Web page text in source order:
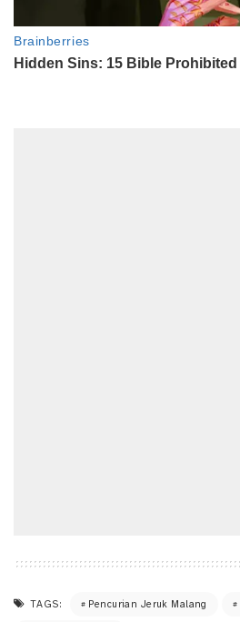
TAGS: Pencurian Jeruk Malang